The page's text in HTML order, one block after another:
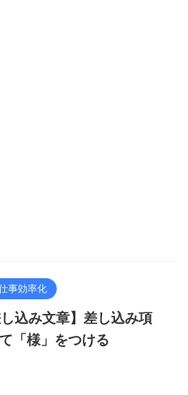
事効率化
込み文章】差し込み項
「様」をつける